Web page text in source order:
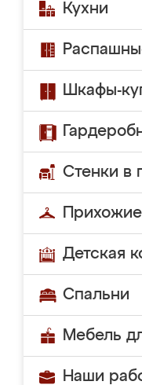
Кухни
Шкафы-
Стенки в
Прихожие
Детская
Спальни
Мебель
Наши